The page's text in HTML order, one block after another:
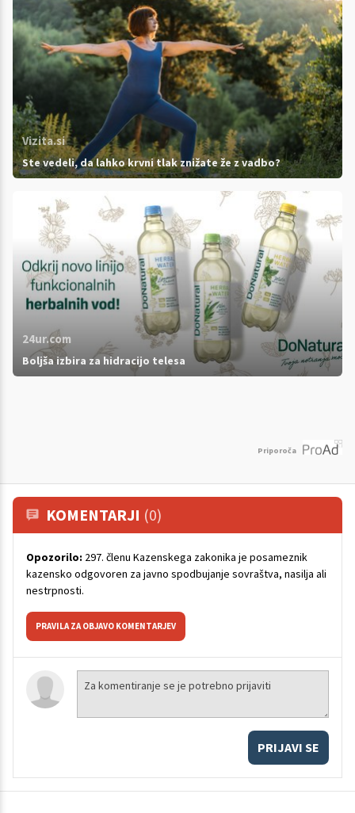
Vizita.si
Ste vedeli, da lahko krvni tlak znižate že z vadbo?
24ur.com
Boljša izbira za hidracijo telesa
Priporoča
KOMENTARJI (0)
Opozorilo: 297. členu Kazenskega zakonika je posameznik
kazensko odgovoren za javno spodbujanje sovraštva, nasilja ali
nestrpnosti.
PRAVILA ZA OBJAVO KOMENTARJEV
PRIJAVI SE